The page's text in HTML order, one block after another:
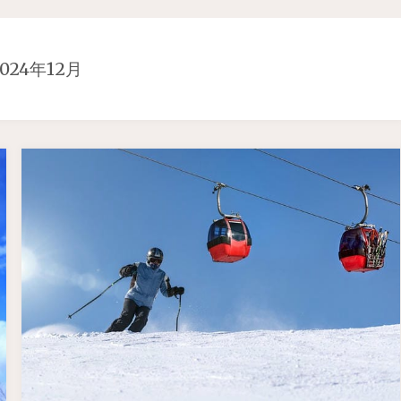
年12月